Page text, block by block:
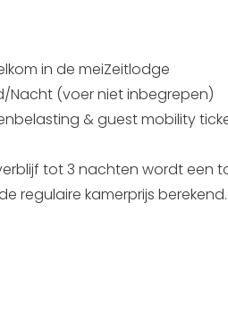
in de meiZeitlodge
Nacht (voer niet inbegrepen)
& guest mobility
tot 3 nachten wordt een
regulaire kamerprijs berekend.